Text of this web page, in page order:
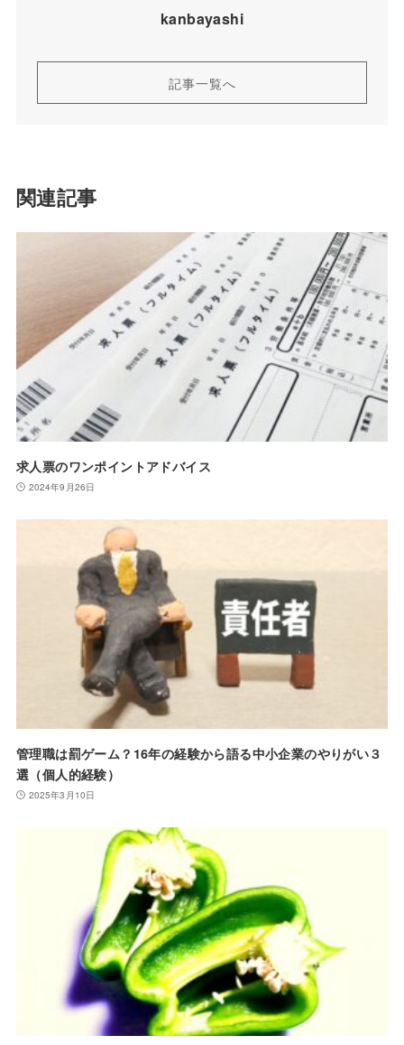
kanbayashi
記事一覧へ
関連記事
求人票のワンポイントアドバイス
2024年9月26日
管理職は罰ゲーム？16年の経験から語る中小企業のやりがい３
選（個人的経験）
2025年3月10日